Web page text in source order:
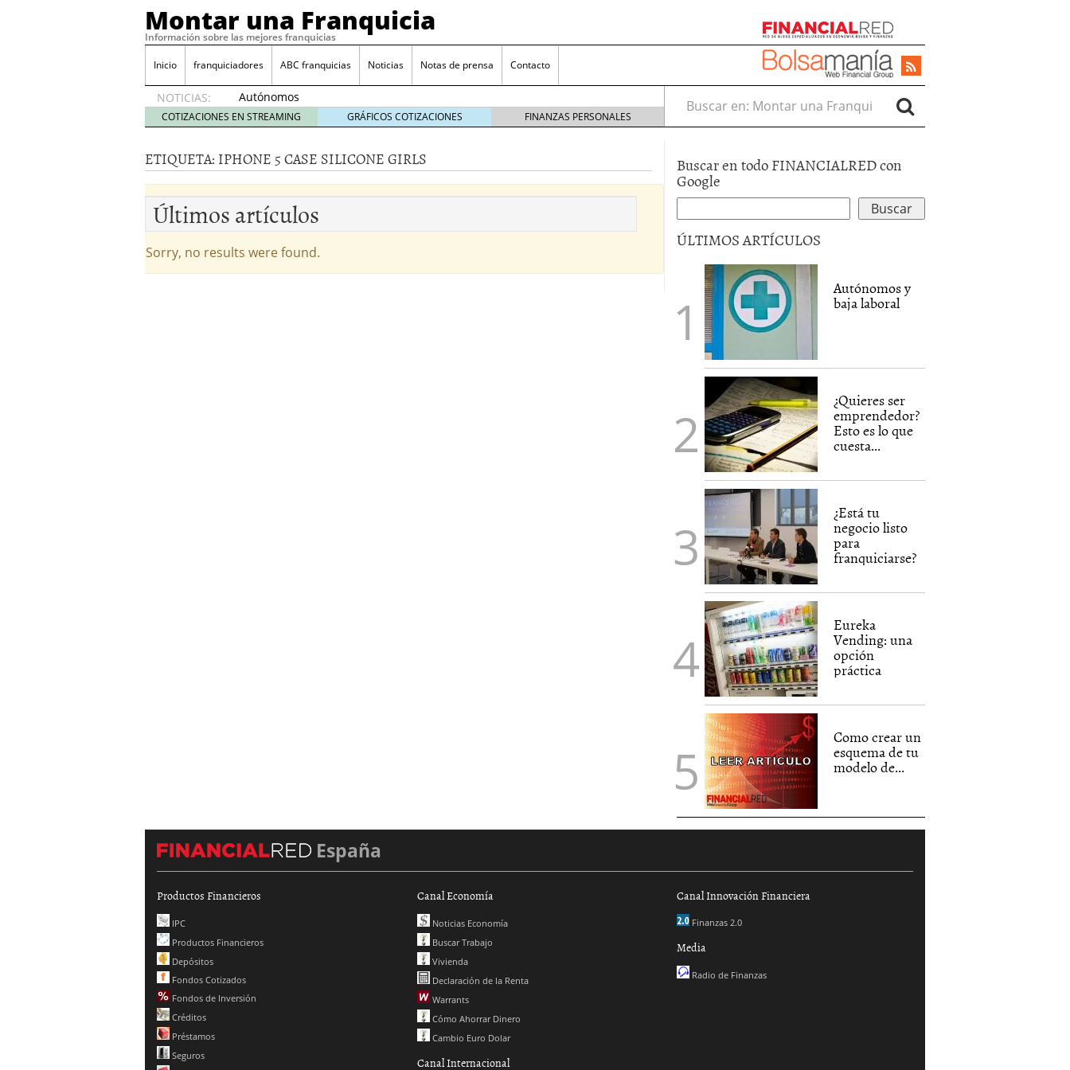
Montar una Franquicia
Información sobre las mejores franquicias
Inicio franquiciadores ABC franquicias Noticias Notas de prensa Contacto
NOTICIAS:
Autónomos
y baja
laboral
2014
¿Quieres ser emprendedor? Esto es lo que cuesta y las ayudas que puedes
tener 4 julio 2014
¿Está tu negocio listo para franquiciarse?
Eureka Vending: una opción práctica
COTIZACIONES EN STREAMING GRÁFICOS COTIZACIONES FINANZAS PERSONALES
Buscar en:
ETIQUETA: IPHONE 5 CASE SILICONE GIRLS
Últimos artículos
Sorry, no results were found.
Buscar en todo FINANCIALRED con
Google
ÚLTIMOS ARTÍCULOS
Autónomos y
baja laboral
¿Quieres ser
emprendedor?
Esto es lo que
cuesta...
¿Está tu
negocio listo
para
franquiciarse?
Eureka
Vending: una
opción
práctica
Como crear un
esquema de tu
modelo de...
España
Productos Financieros
IPC
Productos Financieros
Depósitos
Fondos Cotizados
Fondos de Inversión
Créditos
Préstamos
Seguros
Canal Economía
Noticias Economía
Buscar Trabajo
Vivienda
Declaración de la Renta
Warrants
Cómo Ahorrar Dinero
Cambio Euro Dolar
Canal Internacional
Canal Innovación Financiera
Finanzas 2.0
Media
Radio de Finanzas